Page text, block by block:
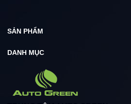
SẢN PHẨM
DANH MỤC